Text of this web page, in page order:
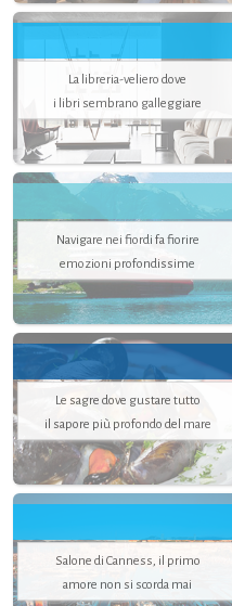
La libreria-veliero dove
i libri sembrano galleggiare
Navigare nei fiordi fa fiorire
emozioni profondissime
Le sagre dove gustare tutto
il sapore più profondo del mare
Salone di Canness, il primo
amore non si scorda mai